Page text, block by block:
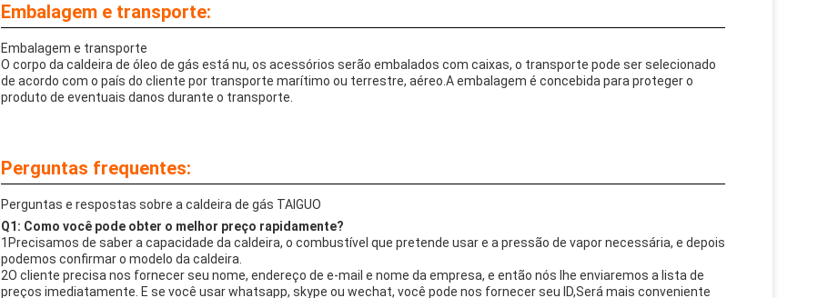
Embalagem e transporte:
Embalagem e transporte
O corpo da caldeira de óleo de gás está nu, os acessórios serão embalados com caixas, o transporte pode ser selecionado
de acordo com o país do cliente por transporte marítimo ou terrestre, aéreo.A embalagem é concebida para proteger o
produto de eventuais danos durante o transporte.
Perguntas frequentes:
Perguntas e respostas sobre a caldeira de gás TAIGUO
Q1: Como você pode obter o melhor preço rapidamente?
1Precisamos de saber a capacidade da caldeira, o combustível que pretende usar e a pressão de vapor necessária, e depois
podemos confirmar o modelo da caldeira.
2O cliente precisa nos fornecer seu nome, endereço de e-mail e nome da empresa, e então nós lhe enviaremos a lista de
preços imediatamente. E se você usar whatsapp, skype ou wechat, você pode nos fornecer seu ID,Será mais conveniente